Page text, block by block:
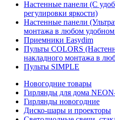
Настенные панели (С
регулировки яркости)
Настенные панели
монтажа в любом удобном
Приемники Easydim
Пульты COLORS
накладного монтажа в
Пульты SIMPLE
Новогодние товары
Гирлянды для дома
Гирлянды новогодние
Диско-шары и проекторы